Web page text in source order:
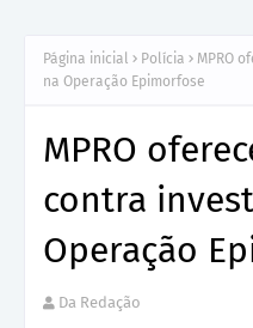
em trator para
Página inicial Polícia
MPRO
na Operação Epimorfose
MPRO
contra
Operação
Da Redação